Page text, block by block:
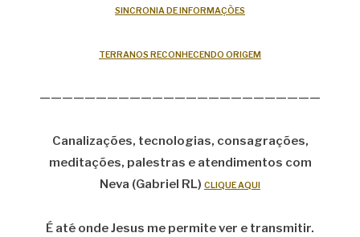
SINCRONIA DE INFORMAÇÕES
TERRANOS RECONHECENDO ORIGEM
—————————————————————————
Canalizações, tecnologias, consagrações,
meditações, palestras e atendimentos com
Neva (Gabriel RL) CLIQUE AQUI
É até onde Jesus me permite ver e transmitir.